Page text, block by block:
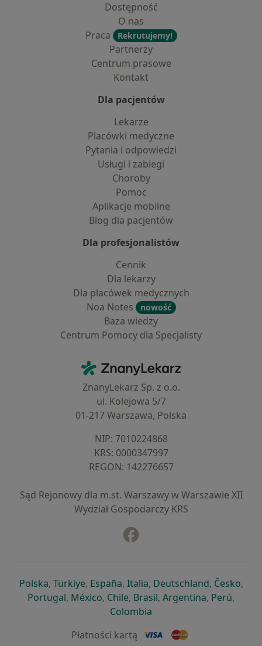
Dostępność
O nas
Praca
Rekrutujemy!
Partnerzy
Centrum prasowe
Kontakt
Dla pacjentów
Lekarze
Placówki medyczne
Pytania i odpowiedzi
Usługi i zabiegi
Choroby
Pomoc
Aplikacje mobilne
Blog dla pacjentów
Dla profesjonalistów
Cennik
Dla lekarzy
Dla placówek medycznych
Noa Notes
nowość
Baza wiedzy
Centrum Pomocy dla Specjalisty
ZnanyLekarz - Strona główna
ZnanyLekarz Sp. z o.o.
ul. Kolejowa 5/7
01-217 Warszawa, Polska
NIP: ⁠7010224868
KRS: ⁠0000347997
REGON: ⁠142276657
Sąd Rejonowy dla m.st. Warszawy w Warszawie XII
Wydział Gospodarczy KRS
Polskaotwiera się w nowej karcie
, Türkiyeotwiera się w nowej karcie
, Españaotwiera się w nowej karcie
, Italiaotwiera się w nowej
, Deutschlandotwiera się
, Česko,
Portugalotwiera się w nowej karcie
, Méxicootwiera się w nowej karcie
, Chileotwiera się w nowej karcie
, Brasilotwiera się w nowej
, Argentinaotwiera się
, Perú,
Colombia
Płatności kartą